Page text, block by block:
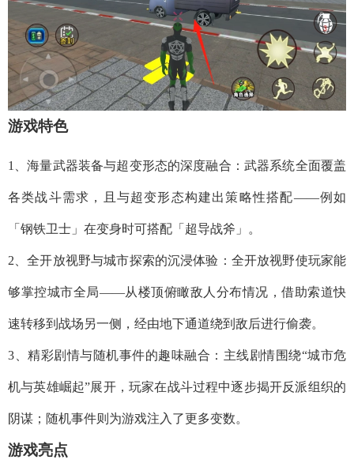
游戏特色
1、海量武器装备与超变形态的深度融合：武器系统全面覆盖
各类战斗需求，且与超变形态构建出策略性搭配——例如
「钢铁卫士」在变身时可搭配「超导战斧」。
2、全开放视野与城市探索的沉浸体验：全开放视野使玩家能
够掌控城市全局——从楼顶俯瞰敌人分布情况，借助索道快
速转移到战场另一侧，经由地下通道绕到敌后进行偷袭。
3、精彩剧情与随机事件的趣味融合：主线剧情围绕“城市危
机与英雄崛起”展开，玩家在战斗过程中逐步揭开反派组织的
阴谋；随机事件则为游戏注入了更多变数。
游戏亮点